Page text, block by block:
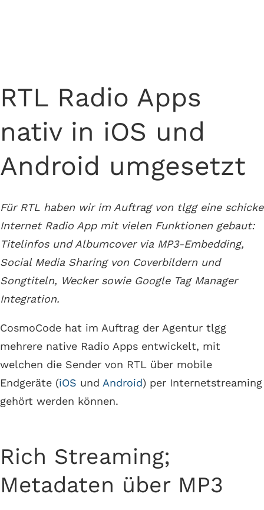
RTL Radio Apps
nativ in iOS und
Android umgesetzt
Für RTL haben wir im Auftrag von tlgg eine schicke
Internet Radio App mit vielen Funktionen gebaut:
Titelinfos und Albumcover via MP3-Embedding,
Social Media Sharing von Coverbildern und
Songtiteln, Wecker sowie Google Tag Manager
Integration.
CosmoCode hat im Auftrag der Agentur tlgg
mehrere native Radio Apps entwickelt, mit
welchen die Sender von RTL über mobile
Endgeräte (iOS und Android) per Internetstreaming
gehört werden können.
Rich Streaming;
Metadaten über MP3